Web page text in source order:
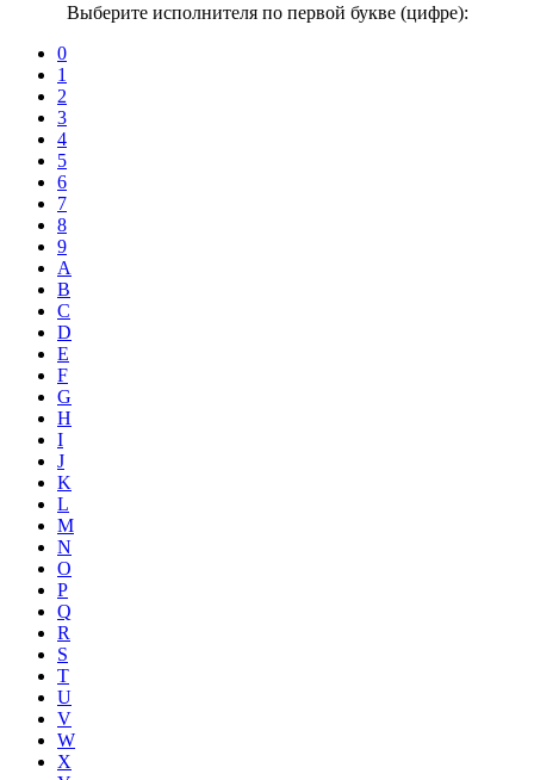
Выберите исполнителя по первой букве (цифре):
0
1
2
3
4
5
6
7
8
9
A
B
C
D
E
F
G
H
I
J
K
L
M
N
O
P
Q
R
S
T
U
V
W
X